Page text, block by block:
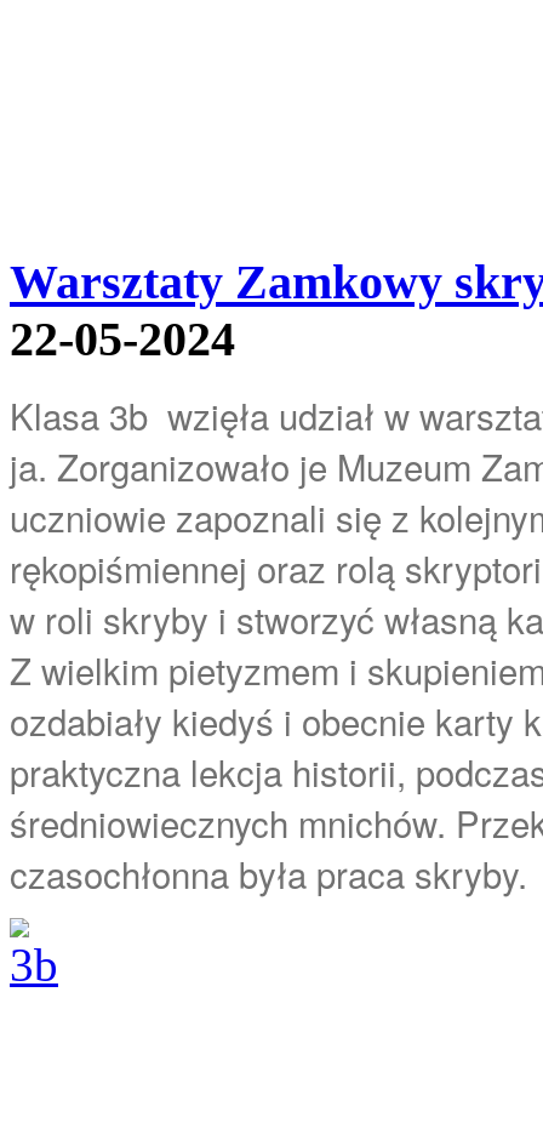
Warsztaty Zamkowy
22-05-2024
Klasa 3b wzięła udział w
ja. Zorganizowało je Muzeum
uczniowie zapoznali się z
rękopiśmiennej oraz rolą
w roli skryby i stworzyć własną
Z wielkim pietyzmem i
ozdabiały kiedyś i obecnie karty
praktyczna lekcja historii,
średniowiecznych mnichów.
czasochłonna była praca skryby.